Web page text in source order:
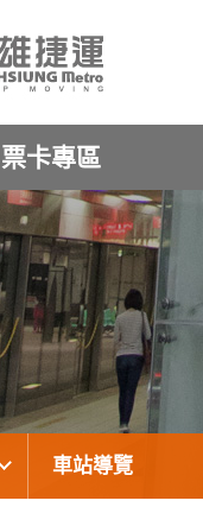
票卡專區
車站導覽